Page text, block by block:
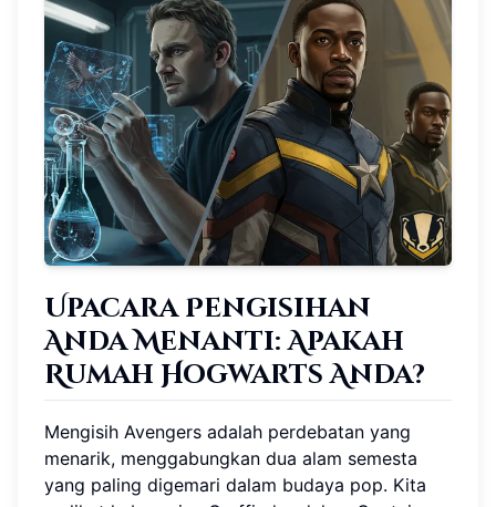
Upacara Pengisihan
Anda Menanti: Apakah
Rumah Hogwarts Anda?
Mengisih Avengers adalah perdebatan yang
menarik, menggabungkan dua alam semesta
yang paling digemari dalam budaya pop. Kita